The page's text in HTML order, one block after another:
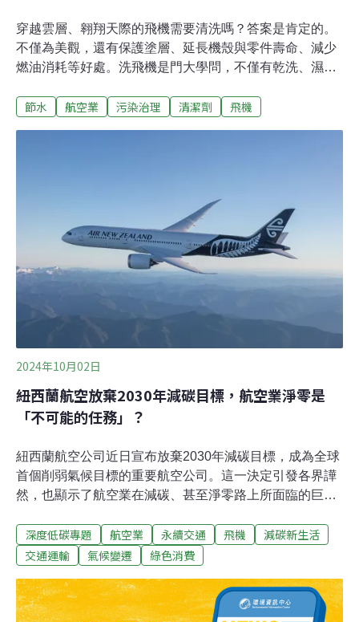
穿越雲層、翱翔天際的飛機需要清洗嗎？答案是肯定的。
不僅為美觀，還有保護塗層、延長機殼與零件壽命、減少
燃油消耗等好處。洗飛機是門大學問，不僅有乾洗、濕洗
境法規等，甚至連夏季、冬季也有不同考量。現代技術減
護飛機的塗漆，延長機殼使用壽命、保護零件、甚至可減
少飛航的燃油消耗。新技術的發展已大幅減少用水量，根
據航空運輸行動組織（ATAG, Air Transport Action
Group）旗下的網站，傳統濕洗一台廣體客機需用1萬
3000公升的水，但乾洗配上環保科技，用水量可減少
節水 航空業 污染治理 清潔劑 飛機
2024年10月02日
紐西蘭航空放棄2030年減碳目標，航空業淨零是
「不可能的任務」？
紐西蘭航空公司近日宣布放棄2030年減碳目標，成為全球
首個削弱氣候目標的重要航空公司。這一決定引發各界譁
然，也顯示了航空業在減碳、甚至淨零路上所面臨的巨大
球化發展，搭乘飛機的需求增加，讓航空業碳排快速成
長，2022年占了全球碳排的2.5%，在COVID-19疫情前，
均碳排最高的一種，航空業減碳對全球邁向淨零碳排占有
重要的角色。國際能源總署表示，實現2050年淨零碳排的
深度低碳專題 航空業 永續交通 飛機
減碳新生活
交通運輸
氣候變遷 綠色消費